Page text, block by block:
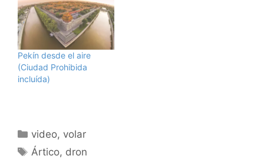
Pekín desde el aire
(Ciudad Prohibida
incluída)
Categorías
video, volar
Etiquetas
Ártico, dron